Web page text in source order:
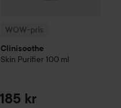
WOW-pris
Clinisoothe
Skin Purifier 100 ml
185 kr